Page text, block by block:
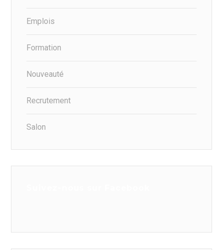
Emplois
Formation
Nouveauté
Recrutement
Salon